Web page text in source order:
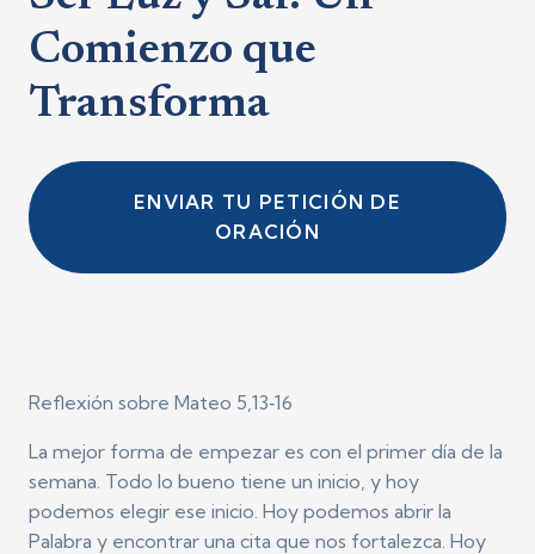
Comienzo que
Transforma
ENVIAR TU PETICIÓN DE
ORACIÓN
Reflexión sobre Mateo 5,13‑16
La mejor forma de empezar es con el primer día de la
semana. Todo lo bueno tiene un inicio, y hoy
podemos elegir ese inicio. Hoy podemos abrir la
Palabra y encontrar una cita que nos fortalezca. Hoy